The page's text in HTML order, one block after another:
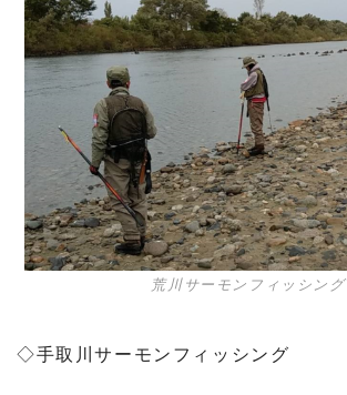
荒川サーモンフィッシング
◇手取川サーモンフィッシング